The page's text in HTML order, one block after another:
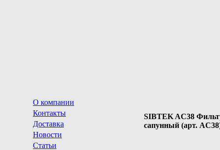
О компании
Контакты
Доставка
Новости
Статьи
SIBTEK AC38
сапунный (арт.